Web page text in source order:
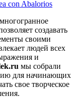
создавать
своими
людей всех
и
мы собрали
для начинающих
свое творческое